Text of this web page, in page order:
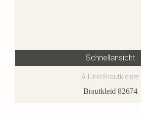
Schnellansicht
A-Linie Brautkleider
Brautkleid 82674